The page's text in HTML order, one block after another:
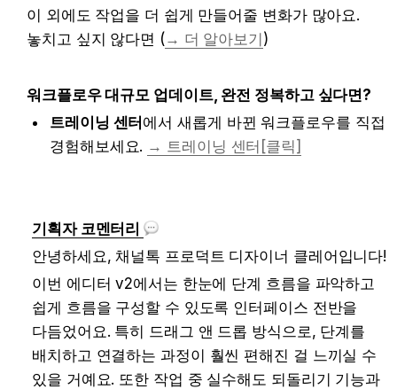
이 외에도 작업을 더 쉽게 만들어줄 변화가 많아요.
놓치고 싶지 않다면 (→ 더 알아보기)
워크플로우 대규모 업데이트, 완전 정복하고 싶다면?
트레이닝 센터에서 새롭게 바뀐 워크플로우를 직접
경험해보세요. → 트레이닝 센터[클릭]
기획자 코멘터리
안녕하세요, 채널톡 프로덕트 디자이너 클레어입니다!
이번 에디터 v2에서는 한눈에 단계 흐름을 파악하고
쉽게 흐름을 구성할 수 있도록 인터페이스 전반을
다듬었어요. 특히 드래그 앤 드롭 방식으로, 단계를
배치하고 연결하는 과정이 훨씬 편해진 걸 느끼실 수
있을 거예요. 또한 작업 중 실수해도 되돌리기 기능과